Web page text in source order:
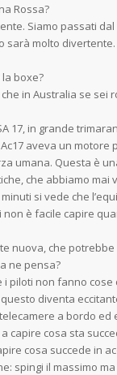
Rossa?
Siamo passati
sarà molto
la boxe?
in Australia se sei
17, in grande
aveva un
umana. Questa è
che abbiamo mai
si vede che
non è facile capire
nuova, che
ne pensa?
i piloti non fanno
diventa
a bordo
capire cosa sta
cosa succede in
spingi il massimo